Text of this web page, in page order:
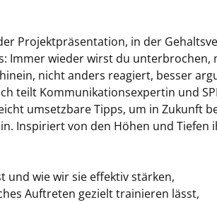
Projektpräsentation, in der
Immer wieder wirst du unterbrochen,
nicht anders reagiert, besser
teilt Kommunikationsexpertin und
umsetzbare Tipps, um in Zukunft
Inspiriert von den Höhen und Tiefen
und wie wir sie effektiv stärken,
Auftreten gezielt trainieren lässt,